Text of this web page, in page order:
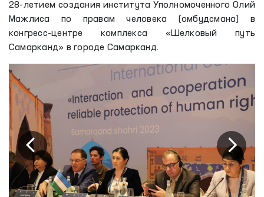
28-летием создания института Уполномоченного Олий
Мажлиса по правам человека (омбудсмана) в
конгресс-центре комплекса «Шелковый путь
Самарканд» в городе Самарканд.